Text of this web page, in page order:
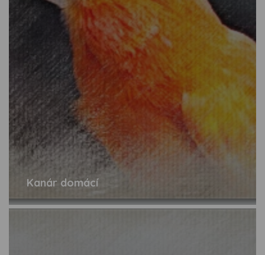
Kanár domácí